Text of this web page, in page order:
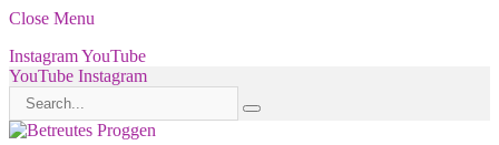
Close Menu
InstagramYouTube
YouTube Instagram